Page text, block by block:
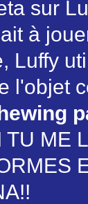
sur
à
Luffy
l'objet
TU ME